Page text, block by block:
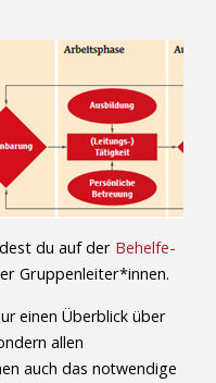
du auf der Behelfe-
Gruppenleiter*innen.
einen Überblick über
allen
auch das notwendige